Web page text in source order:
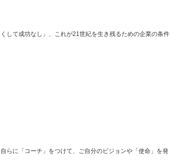
して成功なし」、これが21世紀を生き残るための企業の条件
らに「コーチ」をつけて、ご自分のビジョンや「使命」を発